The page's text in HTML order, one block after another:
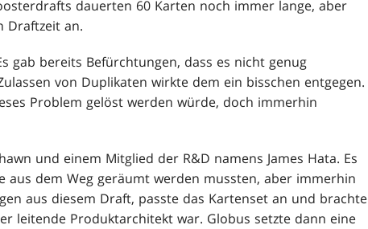
dauerten 60 Karten noch immer lange, aber
Draftzeit an.
gab bereits Befürchtungen, dass es nicht genug
von Duplikaten wirkte dem ein bisschen entgegen.
Problem gelöst werden würde, doch immerhin
und einem Mitglied der R&D namens James Hata. Es
aus dem Weg geräumt werden mussten, aber immerhin
aus diesem Draft, passte das Kartenset an und brachte
leitende Produktarchitekt war. Globus setzte dann eine